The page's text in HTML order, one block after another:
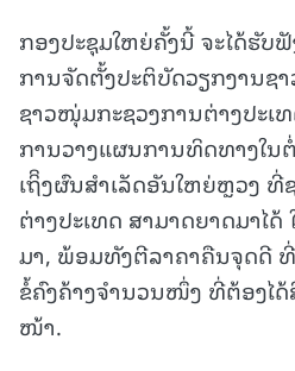
ກອງປະຊຸມໃຫຍ່ຄັ້ງນີ້ ຈະໄດ້ຮັບ
ການຈັດຕັ້ງປະຕິບັດວຽກງານຊ
ຊາວໜຸ່ມກະຊວງການຕ່າງປະເ
ການວາງແຜນການທິດທາງໃນ
ເຖິິງຜົນສໍາເລັດອັນໃຫຍ່ຫຼວງ
ຕ່າງປະເທດ ສາມາດຍາດມາໄ
ມາ, ພ້ອມທັງຕີລາຄາຄືນຈຸດດີ
ຂໍ້ຄົງຄ້າງຈໍານວນໜຶ່ງ ທີ່ຕ້ອງໄດ້
ໜ້າ.